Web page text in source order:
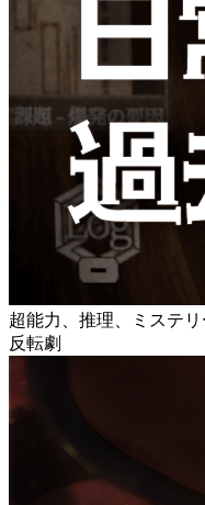
超能力、推理、ミステ
反転劇